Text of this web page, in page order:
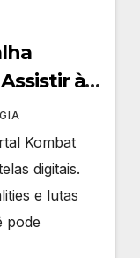
à
Kombat
digitais.
e lutas
pode